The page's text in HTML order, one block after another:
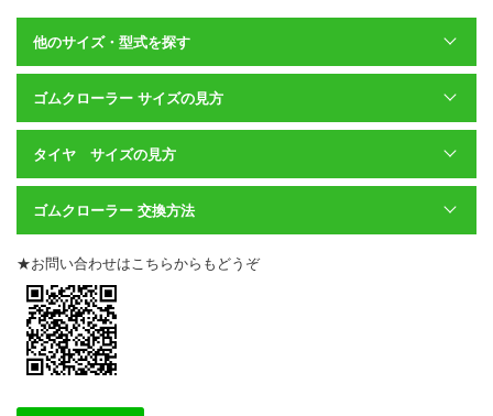
他のサイズ・型式を探す
ゴムクローラー サイズの見方
タイヤ サイズの見方
ゴムクローラー 交換方法
★お問い合わせはこちらからもどうぞ